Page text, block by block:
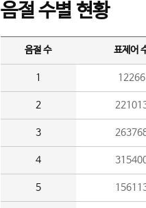
음절 수별 현황
음절 수 표제어
1 12266
2
3
4
5